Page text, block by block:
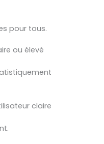
pour tous.
ou élevé
claire